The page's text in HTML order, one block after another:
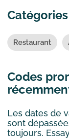
Restaurant
Codes
Les dates de
sont
toujours.